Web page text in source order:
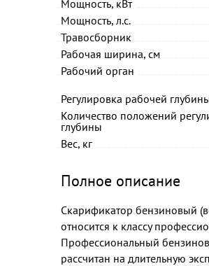
Мощность, кВт
Мощность, л.с.
Травосборник
Рабочая ширина, см
Рабочий орган
Регулировка рабочей
Количество положений
глубины
Вес, кг
Полное описание
Скарификатор бензиновый
относится к классу
Профессиональный
рассчитан на длительную